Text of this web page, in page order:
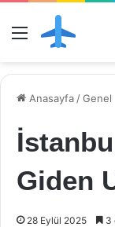
Menü
Anasayfa /Genel
Giden
28 Eylül 2025 3